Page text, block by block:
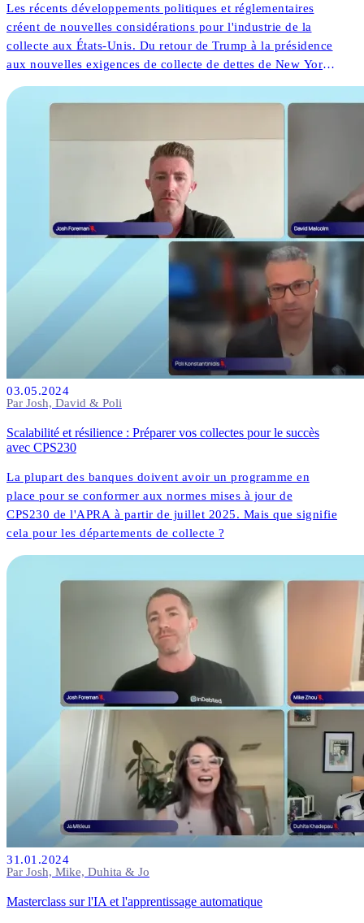
Les récents développements politiques et réglementaires
créent de nouvelles considérations pour l'industrie de la
collecte aux États-Unis. Du retour de Trump à la présidence
aux nouvelles exigences de collecte de dettes de New York,
opportunités. Mais que signifient ces changements pour les
03.05.2024
Par Josh, David & Poli
Scalabilité et résilience : Préparer vos collectes pour le succès
avec CPS230
La plupart des banques doivent avoir un programme en
place pour se conformer aux normes mises à jour de
CPS230 de l'APRA à partir de juillet 2025. Mais que signifie
cela pour les départements de collecte ?
31.01.2024
Par Josh, Mike, Duhita & Jo
Masterclass sur l'IA et l'apprentissage automatique